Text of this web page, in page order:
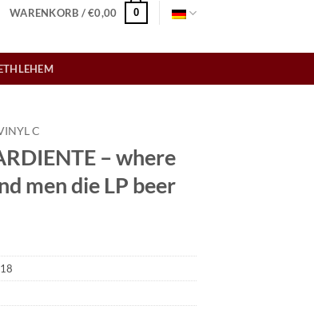
WARENKORB /€0,00 0
C
– where
men die LP beer